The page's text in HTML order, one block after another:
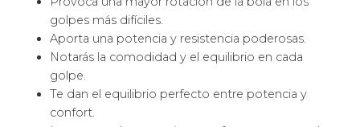
golpes más difíciles.
Aporta una potencia y resistencia poderosas.
Notarás la comodidad y el equilibrio en cada
golpe.
Te dan el equilibrio perfecto entre potencia y
confort.